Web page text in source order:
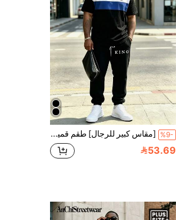
%9- [مقاس كبير للرجال] طقم قميص أكمام قصيرة وبنطال سروال بخيط للسحب باللون الأسود والأبيض والأحمر مع طباعة حرف "KING"، قطعتان فضفاضة مريحة، قميص رقبة دائرية مع بنطال كاجوال طويل
53.69